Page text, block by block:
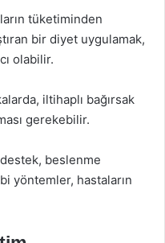
tüketiminden
bir diyet uygulamak,
olabilir.
iltihaplı bağırsak
gerekebilir.
beslenme
yöntemler, hastaların